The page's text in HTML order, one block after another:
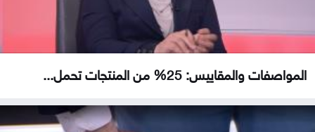
المواصفات والمقاييس: 25% من المنتجات تحمل...